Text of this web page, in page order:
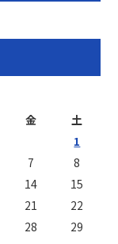
金
土
1
7
8
14
15
21
22
28
29